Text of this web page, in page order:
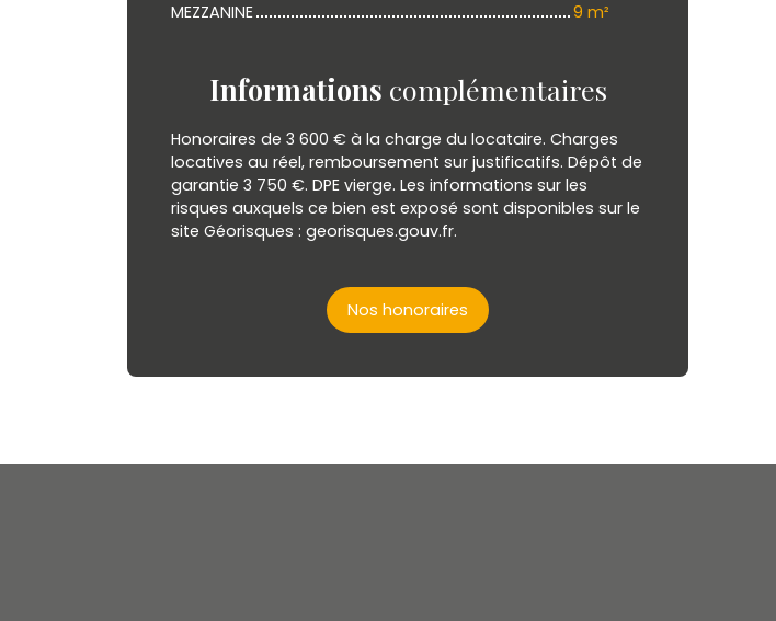
MEZZANINE
9 m²
Informations complémentaires
Honoraires de 3 600 € à la charge du locataire. Charges
locatives au réel, remboursement sur justificatifs. Dépôt de
garantie 3 750 €. DPE vierge. Les informations sur les
risques auxquels ce bien est exposé sont disponibles sur le
site Géorisques : georisques.gouv.fr.
Nos honoraires